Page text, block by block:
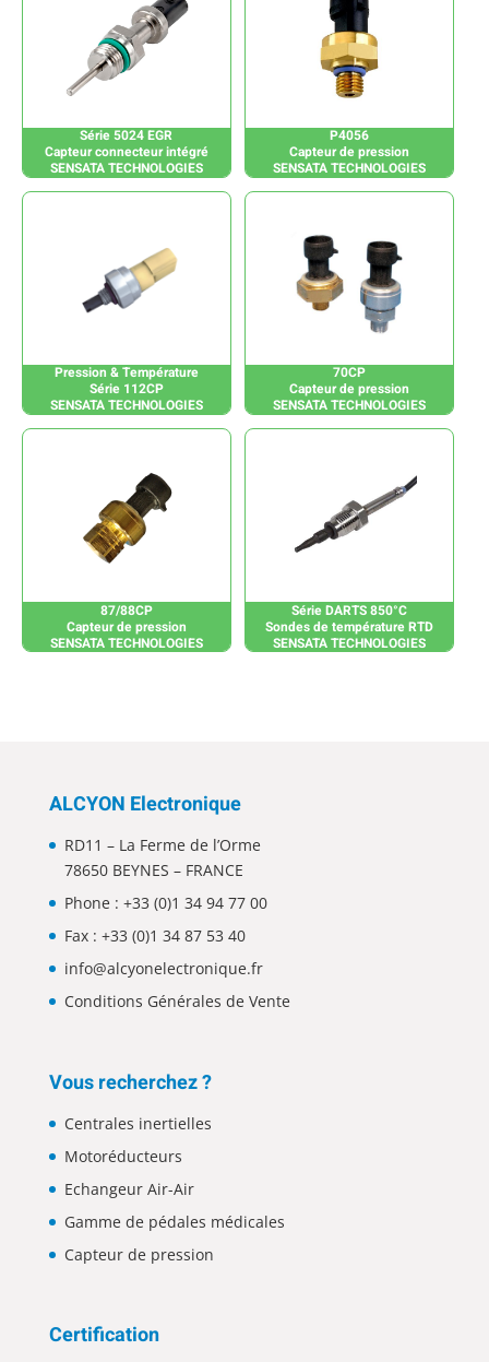
Série 5024 EGR
Capteur connecteur intégré
SENSATA TECHNOLOGIES
P4056
Capteur de pression
SENSATA TECHNOLOGIES
Pression & Température
Série 112CP
SENSATA TECHNOLOGIES
70CP
Capteur de pression
SENSATA TECHNOLOGIES
87/88CP
Capteur de pression
SENSATA TECHNOLOGIES
Série DARTS 850°C
Sondes de température RTD
SENSATA TECHNOLOGIES
ALCYON Electronique
RD11 – La Ferme de l’Orme
78650 BEYNES – FRANCE
Phone : +33 (0)1 34 94 77 00
Fax : +33 (0)1 34 87 53 40
info@alcyonelectronique.fr
Conditions Générales de Vente
Vous recherchez ?
Centrales inertielles
Motoréducteurs
Echangeur Air-Air
Gamme de pédales médicales
Capteur de pression
Certification